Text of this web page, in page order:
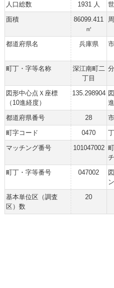
人口総数
1931 人
面積
86099.411
㎡
都道府県名 兵庫県
町丁・字等名称
深江南町二
丁目
図形中心点Ｘ座標
（10進経度）
135.298904
都道府県番号 28
町字コード
0470
マッチング番号
101047002
町丁・字等番号 047002
基本単位区（調査
区）数
20